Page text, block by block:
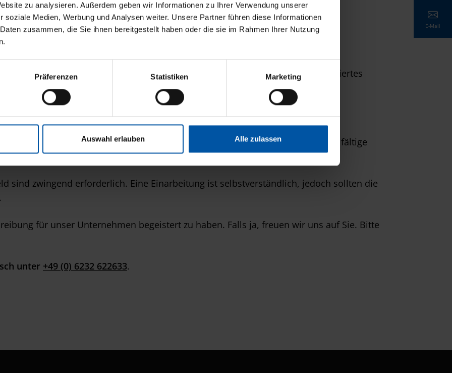
zu analysieren. Außerdem geben wir Informationen zu Ihrer Verwendung unserer
soziale Medien, Werbung und Analysen weiter. Unsere Partner führen diese Informationen
zusammen, die Sie ihnen bereitgestellt haben oder die sie im Rahmen Ihrer Nutzung
Präferenzen Statistiken Marketing
Auswahl erlauben Alle zulassen
bei uns?
von Bauelementen, Führerschein Klasse B, idealerweise BE, Kundenorientiertes
Tätigkeit in einem sympathischen Team, ein attraktives Gehaltspaket, vielfältige
Schulungen und Weiterbildungen
sind zwingend erforderlich. Eine Einarbeitung ist selbstverständlich, jedoch sollten die
für unser Unternehmen begeistert zu haben. Falls ja, freuen wir uns auf Sie. Bitte
unter +49 (0) 6232 622633.
E-Mail